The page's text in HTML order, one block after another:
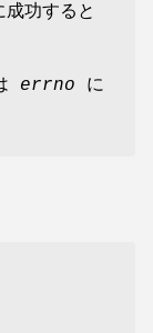
功すると
errno に